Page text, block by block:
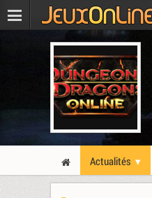
Actualités